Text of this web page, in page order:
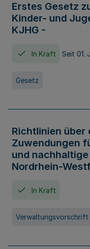
Erstes Gesetz
Kinder- und
KJHG -
In Kraft Seit 01.
Gesetz
Richtlinien über
Zuwendungen
und
Nordrhein-
In Kraft
Verwaltungsvorschrift